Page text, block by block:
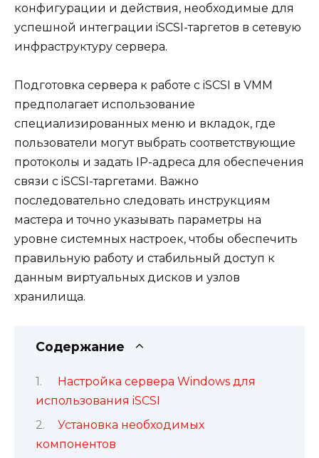
конфигурации и действия, необходимые для
успешной интеграции iSCSI-таргетов в сетевую
инфраструктуру сервера.
Подготовка сервера к работе с iSCSI в VMM
предполагает использование
специализированных меню и вкладок, где
пользователи могут выбрать соответствующие
протоколы и задать IP-адреса для обеспечения
связи с iSCSI-таргетами. Важно
последовательно следовать инструкциям
мастера и точно указывать параметры на
уровне системных настроек, чтобы обеспечить
правильную работу и стабильный доступ к
данным виртуальных дисков и узлов
хранилища.
Содержание
Настройка сервера Windows для
использования iSCSI
Установка необходимых
компонентов